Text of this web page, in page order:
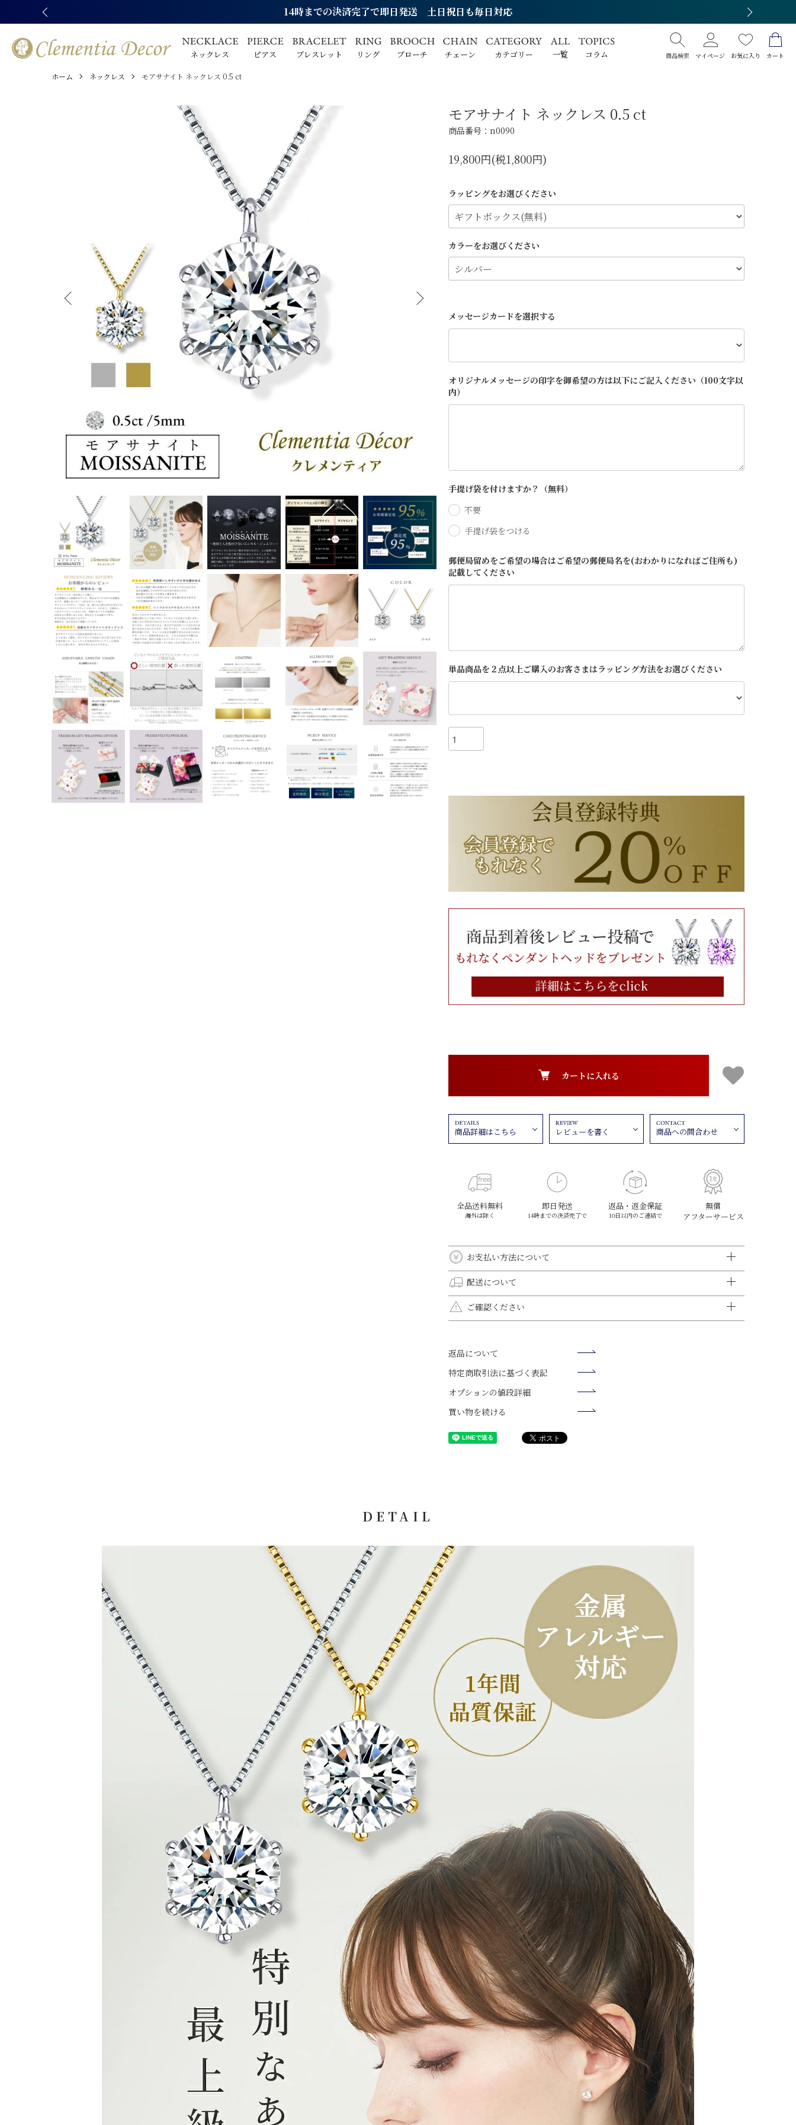
14時までの決済完了で即日発送 土日祝日も毎日対応
商品検索 マイページ お気に入り カート
ネックレス ピアス ブレスレット リング ブローチ チェーン カテゴリー 一覧 コラム
ホーム ネックレス モアサナイト ネックレス 0.5 ct
モアサナイト ネックレス 0.5 ct
商品番号：n0090
19,800円(税1,800円)
ラッピングをお選びください
カラーをお選びください
メッセージカードを選択する
オリジナルメッセージの印字を御希望の方は以下にご記入ください（100文字以
内）
手提げ袋を付けますか？（無料）
不要
手提げ袋をつける
郵便局留めをご希望の場合はご希望の郵便局名を(おわかりになればご住所も)
記載してください
単品商品を２点以上ご購入のお客さまはラッピング方法をお選びください
カートに入れる
商品詳細はこちら レビューを書く 商品への問合わせ
全品送料無料
海外は除く
即日発送
14時までの決済完了で
返品・返金保証
10日以内のご連絡で
無償
アフターサービス
お支払い方法について
クレジットカード決済
VISA、MASTER、DINERS、AMEX、JCBがご利用いただけます。
ご入金確認後の発送となります。お届け日をご指定いただいている場合は、3日
【振込先】
楽天銀行（ラクテンギンコウ）
第一営業支店（ラクテンイチバシテン）
クレメンティア・デコール（カ
※10日以内にお支払いが確認できない場合、自動でご注文がキャンセルされま
10万円以上30万円まで1,100円
ご注文後、7日以内にお振込をお願い致します。期日までに入金がない場合は自
動でキャンセルされます。
※コンビニ決済をご利用の場合、別途決済手数料220円がかかります。
※ご入金が確認でき次第、商品を発送致します。
※配送日をご指定されてる場合は、ご指定日の3日前までに入金が確認できるよ
うお振込ください。
【ご利用いただけるコンビニ】
ローソン、セイコーマート、ミニストップ、ファミリーマート
【お支払い方法について】
お支払い内容については、購入手続き後の画面上とメールでもお送りしていま
すのでご確認ください。
Amazonのアカウントに登録された配送先や支払い方法を利用して決済できま
配送について
全国一律送料無料です。
オプションラッピング（有料ラッピング）はメール便をご選択いただけませ
のみいただけましたら、最短のお日にちでご希望の時間帯にお届けいたしま
す。お急ぎの場合はご相談ください。
商品発送後にお送りするメール
表題：「発送が完了いたしました【クレメンティア】」に記載されている [伝票
す。
ご確認ください
ます。運動や就寝時には必ず外してください。変形や破壊の原因になりま
す。
ご入浴時は必ず外してください。石鹸や水垢等により、ストーンの輝きが損
なわれます。
日焼け止め、ヘアスプレー等は触れると変色の原因となりますので、ご使用
返品について
特定商取引法に基づく表記
オプションの値段詳細
買い物を続ける
DETAIL